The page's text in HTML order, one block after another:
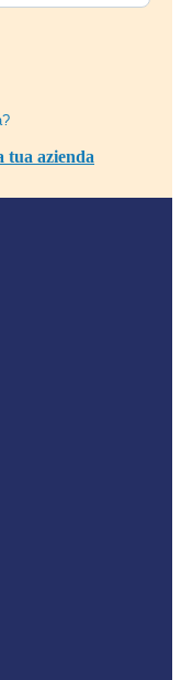
tua azienda